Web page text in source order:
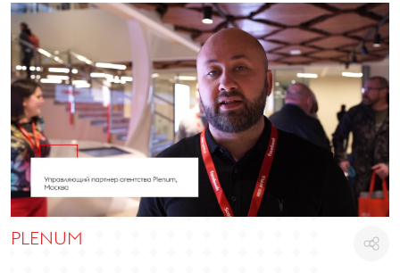
PLENUM